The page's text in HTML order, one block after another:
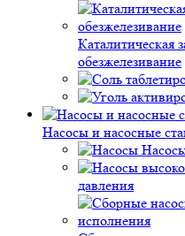
Каталитическая
обезжелезивание
Насосы и насосные
давления